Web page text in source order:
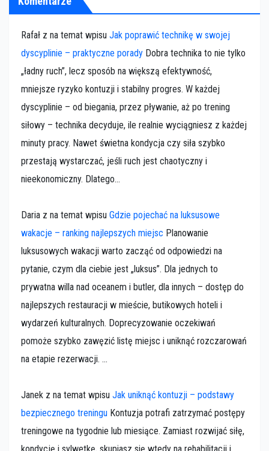
Rafał z na temat wpisu Jak poprawić technikę w swojej
dyscyplinie – praktyczne porady Dobra technika to nie tylko
„ładny ruch”, lecz sposób na większą efektywność,
mniejsze ryzyko kontuzji i stabilny progres. W każdej
dyscyplinie – od biegania, przez pływanie, aż po trening
siłowy – technika decyduje, ile realnie wyciągniesz z każdej
minuty pracy. Nawet świetna kondycja czy siła szybko
przestają wystarczać, jeśli ruch jest chaotyczny i
nieekonomiczny. Dlatego...
Daria z na temat wpisu Gdzie pojechać na luksusowe
wakacje – ranking najlepszych miejsc Planowanie
luksusowych wakacji warto zacząć od odpowiedzi na
pytanie, czym dla ciebie jest „luksus”. Dla jednych to
prywatna willa nad oceanem i butler, dla innych – dostęp do
najlepszych restauracji w mieście, butikowych hoteli i
wydarzeń kulturalnych. Doprecyzowanie oczekiwań
pomoże szybko zawęzić listę miejsc i uniknąć rozczarowań
na etapie rezerwacji. ...
Janek z na temat wpisu Jak uniknąć kontuzji – podstawy
bezpiecznego treningu Kontuzja potrafi zatrzymać postępy
treningowe na tygodnie lub miesiące. Zamiast rozwijać siłę,